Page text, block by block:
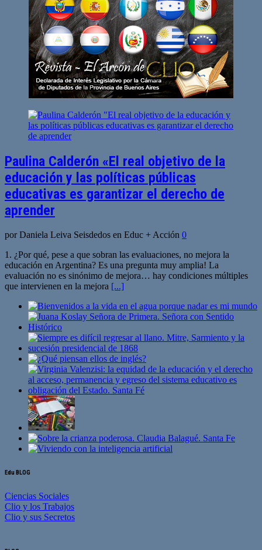
Paulina Calderón «El real objetivo de la
educación y las políticas públicas
educativas es garantizar el derecho de
aprender
por Daniela Leiva Seisdedos en Educ + Acción 0
1. ¿Por qué, pese a que sobran las evaluaciones, no mejora la
educación en Argentina? Es una pregunta muy amplia! La
evaluación no es sinónimo de mejora… hay condiciones múltiples
que intervienen en la mejora [...]
Edu BLOG
Ciencias Sociales
Clio y los Trabajos
Clio y sus Secretos